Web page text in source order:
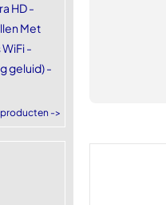
HD -
Met
-
geluid) -
->